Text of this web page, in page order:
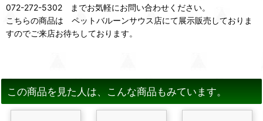
072-272-5302 までお気軽にお問い合わせください。
こちらの商品は ペットバルーンサウス店にて展示販売しておりま
すのでご来店お待ちしております。
この商品を見た人は、こんな商品もみています。